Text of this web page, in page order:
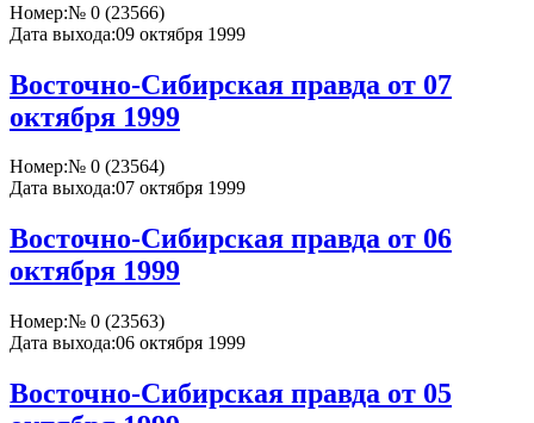
Номер:№ 0 (23566)
Дата выхода:09 октября 1999
Восточно-Сибирская правда от 07
октября 1999
Номер:№ 0 (23564)
Дата выхода:07 октября 1999
Восточно-Сибирская правда от 06
октября 1999
Номер:№ 0 (23563)
Дата выхода:06 октября 1999
Восточно-Сибирская правда от 05